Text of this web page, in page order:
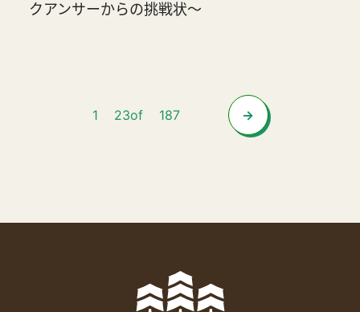
クアンサーからの挑戦状～
1 23of 187